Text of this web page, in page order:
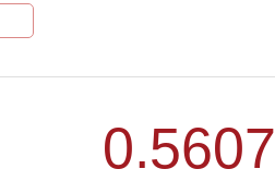
0.5607